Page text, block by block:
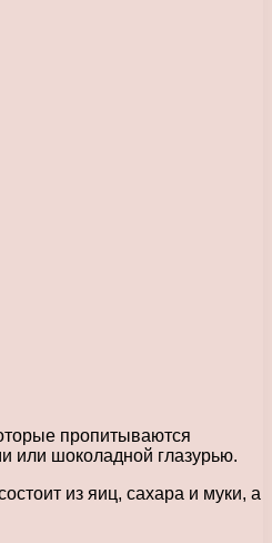
пропитываются
или шоколадной глазурью.
из яиц, сахара и муки, а